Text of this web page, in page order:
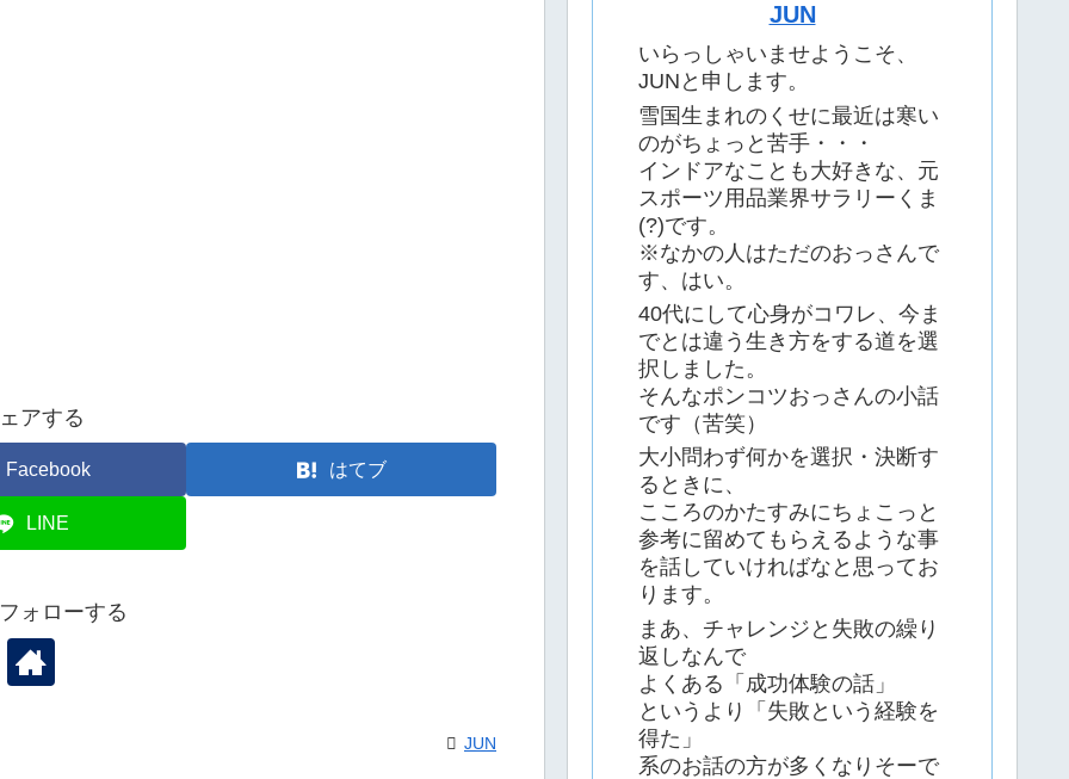
アする
Facebook はてブ
LINE
ォローする
JUN
JUN
いらっしゃいませようこそ、
JUNと申します。
雪国生まれのくせに最近は寒い
のがちょっと苦手・・・
インドアなことも大好きな、元
スポーツ用品業界サラリーくま
(?)です。
※なかの人はただのおっさんで
す、はい。
40代にして心身がコワレ、今ま
でとは違う生き方をする道を選
択しました。
そんなポンコツおっさんの小話
です（苦笑）
大小問わず何かを選択・決断す
るときに、
こころのかたすみにちょこっと
参考に留めてもらえるような事
を話していければなと思ってお
ります。
まあ、チャレンジと失敗の繰り
返しなんで
よくある「成功体験の話」
というより「失敗という経験を
得た」
系のお話の方が多くなりそーで